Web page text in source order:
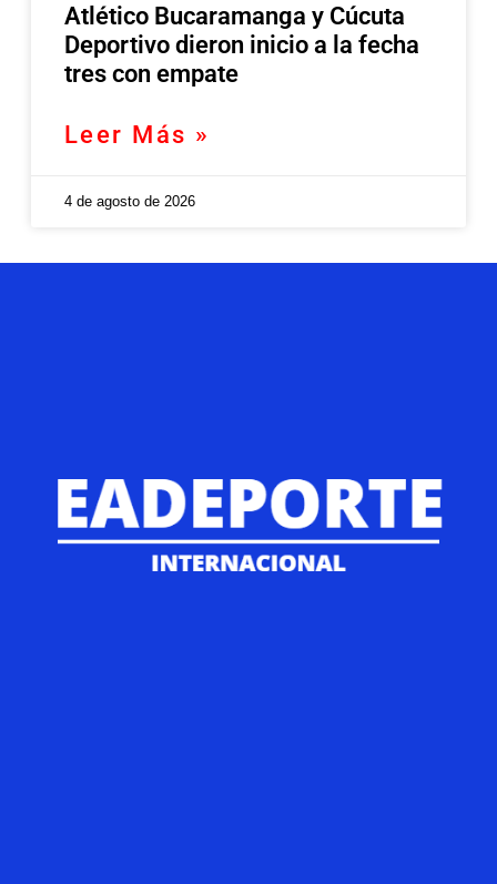
Atlético Bucaramanga y Cúcuta
Deportivo dieron inicio a la fecha
tres con empate
Leer Más »
4 de agosto de 2026